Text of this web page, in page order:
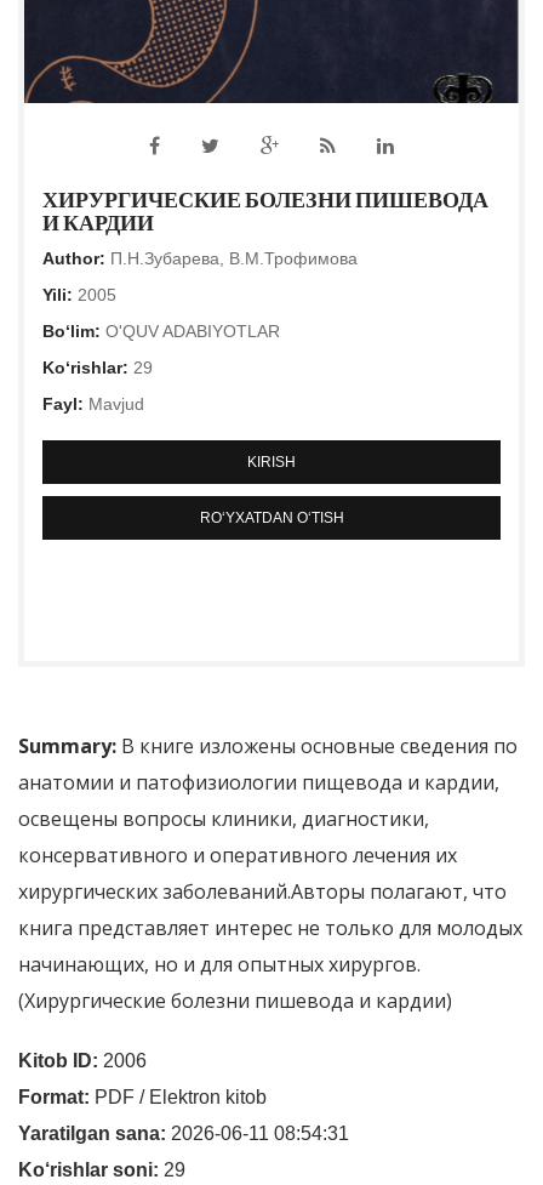
ХИРУРГИЧЕСКИЕ БОЛЕЗНИ ПИШЕВОДА
И КАРДИИ
Author: П.Н.Зубарева, В.М.Трофимова
Yili: 2005
Bo‘lim: O'QUV ADABIYOTLAR
Ko‘rishlar: 29
Fayl: Mavjud
KIRISH
RO‘YXATDAN O‘TISH
Summary: В книге изложены основные сведения по
анатомии и патофизиологии пищевода и кардии,
освещены вопросы клиники, диагностики,
консервативного и оперативного лечения их
хирургических заболеваний.Авторы полагают, что
книга представляет интерес не только для молодых
начинающих, но и для опытных хирургов.
(Хирургические болезни пишевода и кардии)
Kitob ID: 2006
Format: PDF / Elektron kitob
Yaratilgan sana: 2026-06-11 08:54:31
Ko‘rishlar soni: 29